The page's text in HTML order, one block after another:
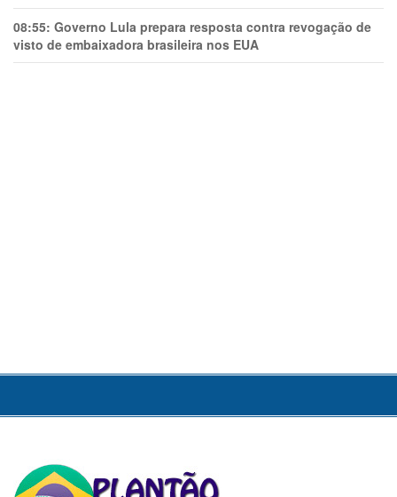
08:55: Governo Lula prepara resposta contra revogação de
visto de embaixadora brasileira nos EUA